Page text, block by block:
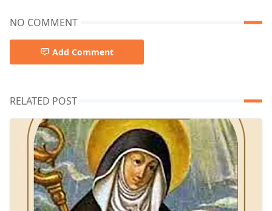
NO COMMENT
Add Comment
RELATED POST